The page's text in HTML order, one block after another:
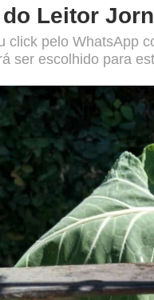
Leitor
click pelo WhatsApp
ser escolhido para